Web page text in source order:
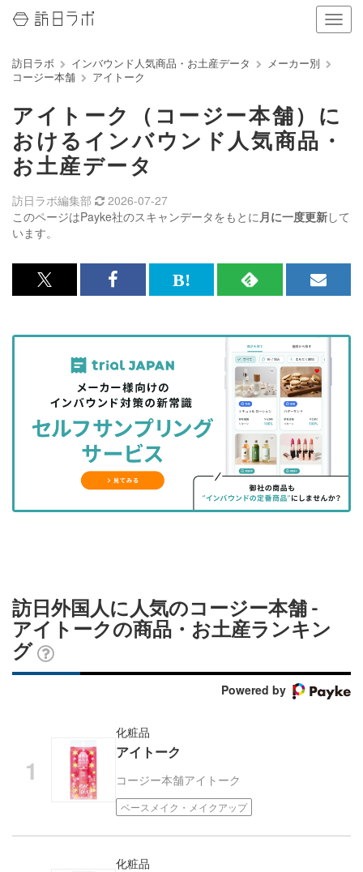
ナ
ビ
ン
の
り
る
訪日ラボ インバウンド人気商品・お土産データ
メーカー別
コージー本舗
アイトーク
アイトーク（コージー本舗）に
おけるインバウンド人気商品・
お土産データ
このページはPayke社のスキャンデータをもとに月に一度更新して
います。
訪日ラボ編集部 2026-07-27
x<br>
記
を
シ
ェ
る
Facebook<br>
記
事
を
シ
ェ
ア
す
る
は
な
ッ
ク
マ
に
RSS
記
事
を
購
読
す
る
メ
マ
ガ
登
録
す
る
訪日外国人に人気のコージー本舗 -
アイトークの商品・お土産ランキン
グ
Powered by
化粧品
アイトーク
コージー本舗アイトーク
ベースメイク・メイクアップ
化粧品